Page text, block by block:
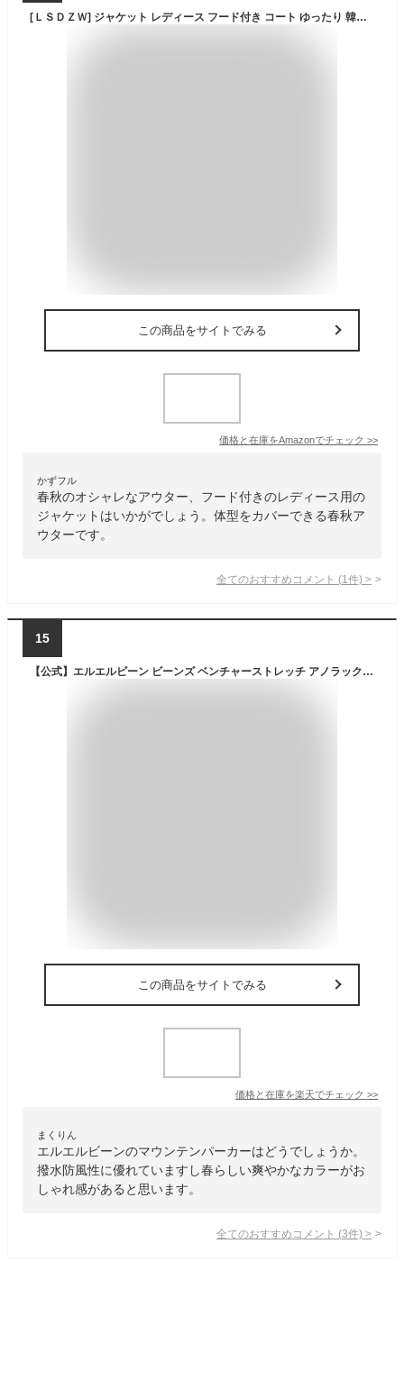
[ＬＳＤＺＷ] ジャケット レディース フード付き コート ゆったり 韓国 トレンチコート 無地 カジュアル アウター 韓国 ファッション 春コート 可愛い 通学 M 普段着 デイリー シンプル 防風 ピンク コーデ 体型カバー 春秋アウター トップス
この商品をサイトでみる
価格と在庫をAmazonでチェック >>
かずフル
春秋のオシャレなアウター、フード付きのレディース用の
ジャケットはいかがでしょう。体型をカバーできる春秋ア
ウターです。
全てのおすすめコメント (1 件) >
15
【公式】エルエルビーン ビーンズ ベンチャーストレッチ アノラック ジャケット アウター マウンテンパーカー ウィンドブレーカー マウンテンジャケット レディース ウィメンズ アウトドア ブランド 撥水 L.L.Bean LLBean llビーン llbeen
この商品をサイトでみる
価格と在庫を楽天でチェック >>
まくりん
エルエルビーンのマウンテンパーカーはどうでしょうか。
撥水防風性に優れていますし春らしい爽やかなカラーがお
しゃれ感があると思います。
全てのおすすめコメント (3件) >